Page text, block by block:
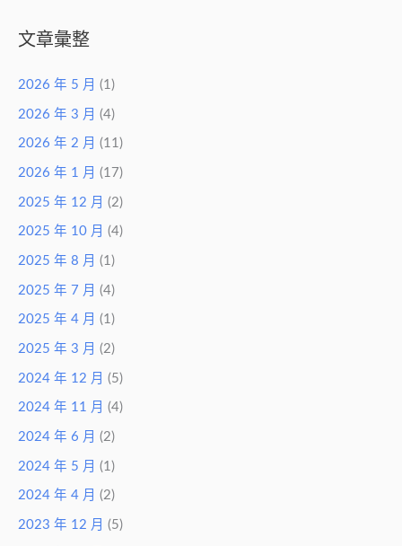
文章彙整
2026 年 5 月 (1)
2026 年 3 月 (4)
2026 年 2 月 (11)
2026 年 1 月 (17)
2025 年 12 月 (2)
2025 年 10 月 (4)
2025 年 8 月 (1)
2025 年 7 月 (4)
2025 年 4 月 (1)
2025 年 3 月 (2)
2024 年 12 月 (5)
2024 年 11 月 (4)
2024 年 6 月 (2)
2024 年 5 月 (1)
2024 年 4 月 (2)
2023 年 12 月 (5)